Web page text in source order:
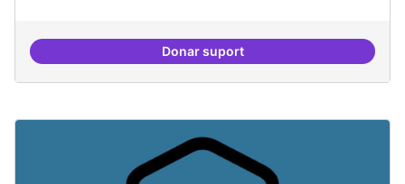
Donar suportEspai acompanyament periòdic